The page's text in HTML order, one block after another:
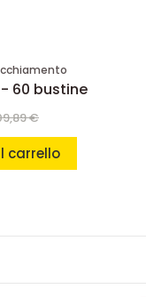
60 bustine
€
carrello